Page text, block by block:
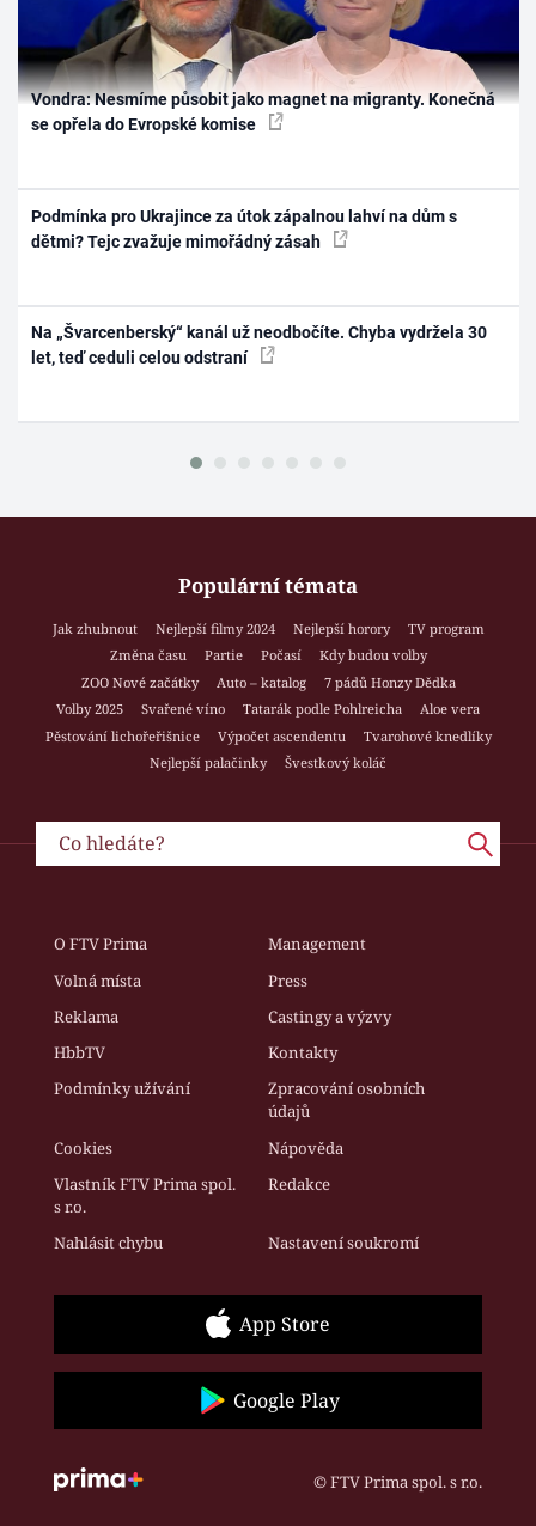
Vondra: Nesmíme působit jako magnet na migranty. Konečná
se opřela do Evropské komise
Podmínka pro Ukrajince za útok zápalnou lahví na dům s
dětmi? Tejc zvažuje mimořádný zásah
Na „Švarcenberský“ kanál už neodbočíte. Chyba vydržela 30
let, teď ceduli celou odstraní
Populární témata
Jak zhubnout Nejlepší filmy 2024 Nejlepší horory
TV program
Změna času
Partie Počasí
Kdy budou volby
ZOO Nové začátky
Auto – katalog
7 pádů Honzy Dědka
Volby 2025
Svařené víno Tatarák podle Pohlreicha
Aloe vera
Pěstování lichořeřišnice
Výpočet ascendentu
Tvarohové knedlíky
Nejlepší palačinky
Švestkový koláč
O FTV Prima
Management
Volná místa
Press
Reklama
Castingy a výzvy
HbbTV
Kontakty
Podmínky užívání
Zpracování osobních
údajů
Cookies
Nápověda
Vlastník FTV Prima spol.
s r.o.
Redakce
Nahlásit chybu Nastavení soukromí
App Store
Google Play
© FTV Prima spol. s r.o.